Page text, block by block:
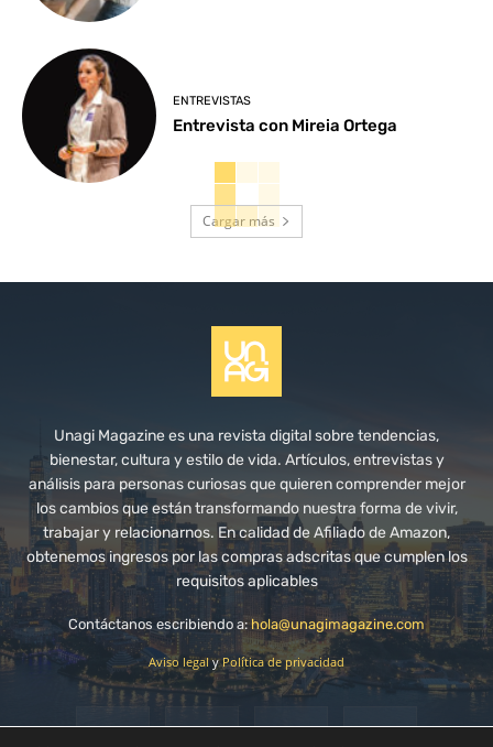
ENTREVISTAS
Entrevista con Mireia Ortega
Cargar más
Unagi Magazine es una revista digital sobre tendencias,
bienestar, cultura y estilo de vida. Artículos, entrevistas y
análisis para personas curiosas que quieren comprender mejor
los cambios que están transformando nuestra forma de vivir,
trabajar y relacionarnos. En calidad de Afiliado de Amazon,
obtenemos ingresos por las compras adscritas que cumplen los
requisitos aplicables
Contáctanos escribiendo a:hola@unagimagazine.com
Aviso legalyPolítica de privacidad